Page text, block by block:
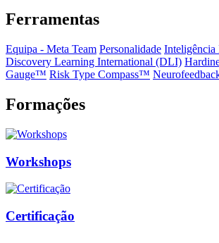
Ferramentas
Equipa - Meta Team Personalidade Inteligência
Discovery Learning International (DLI)
Gauge™️ Risk Type Compass™️
Formações
Workshops
Certificação